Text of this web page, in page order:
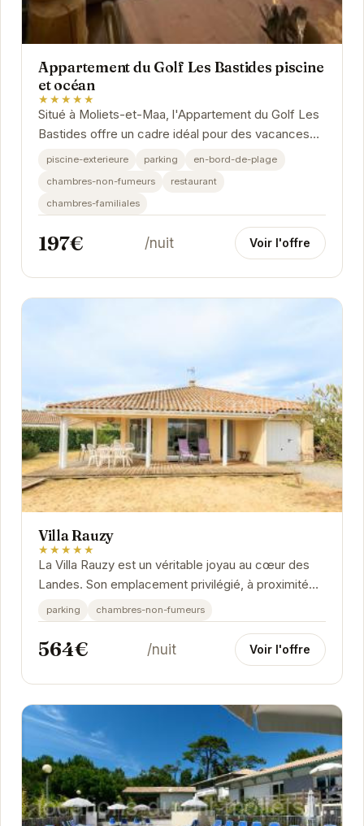
Appartement du Golf Les Bastides piscine
et océan
★★★★★
Situé à Moliets-et-Maa, l'Appartement du Golf Les
Bastides offre un cadre idéal pour des vacances
relaxantes. Avec sa piscine extérieure, son...
piscine-exterieure parking
en-bord-de-plage
chambres-non-fumeurs
restaurant
chambres-familiales
197€ /nuit Voir l'offre
Villa Rauzy
★★★★★
La Villa Rauzy est un véritable joyau au cœur des
Landes. Son emplacement privilégié, à proximité
des plages et des forêts, en fait un lieu de...
parking chambres-non-fumeurs
564€ /nuit Voir l'offre